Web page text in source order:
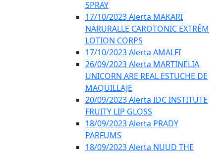
SPRAY
17/10/2023 Alerta MAKARI
NARURALLE CAROTONIC EXTRÊM
LOTION CORPS
17/10/2023 Alerta AMALFI
26/09/2023 Alerta MARTINELIA
UNICORN ARE REAL ESTUCHE DE
MAQUILLAJE
20/09/2023 Alerta IDC INSTITUTE
FRUITY LIP GLOSS
18/09/2023 Alerta PRADY
PARFUMS
18/09/2023 Alerta NUUD THE